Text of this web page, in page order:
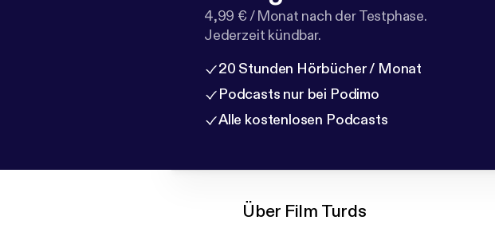
4,99 € / Monat nach der Testphase.
Jederzeit kündbar.
20 Stunden Hörbücher / Monat
Podcasts nur bei Podimo
Alle kostenlosen Podcasts
Über Film Turds